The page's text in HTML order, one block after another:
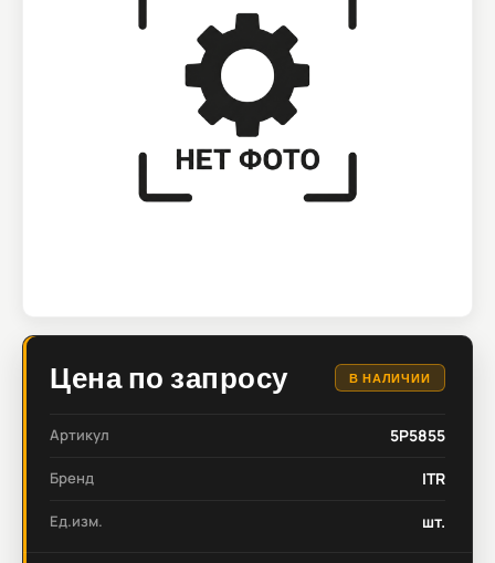
Цена по запросу В НАЛИЧИИ
Артикул 5P5855
Бренд ITR
Ед.изм. шт.